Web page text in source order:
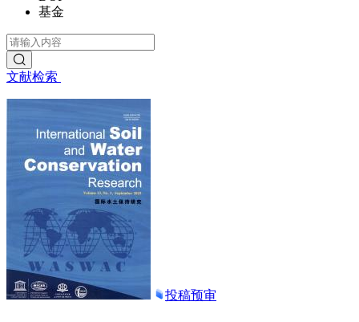
基金
文献检索
投稿预审